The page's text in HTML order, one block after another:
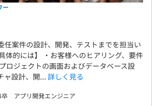
望のマシンを支給いたします。
ーム（多国籍メンバー）
ー
任案件の設計、開発、テストまでを担当い
体的には】 ・お客様へのヒアリング、要件
ロジェクトの画面およびデータベース設
ャ設計、開...詳しく見る
卒 アプリ開発エンジニア